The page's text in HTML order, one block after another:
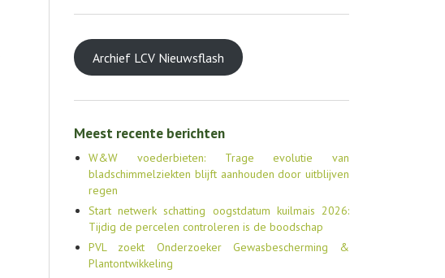
Archief LCV Nieuwsflash
Meest recente berichten
W&W voederbieten: Trage evolutie van
bladschimmelziekten blijft aanhouden door uitblijven
regen
Start netwerk schatting oogstdatum kuilmais 2026:
Tijdig de percelen controleren is de boodschap
PVL zoekt Onderzoeker Gewasbescherming &
Plantontwikkeling